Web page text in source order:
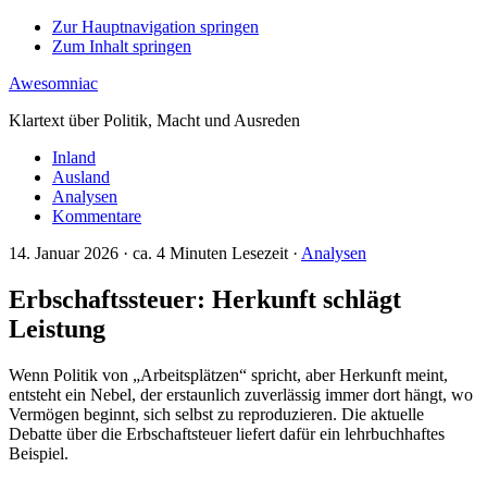
Zur Hauptnavigation springen
Zum Inhalt springen
Awesomniac
Klartext über Politik, Macht und Ausreden
Inland
Ausland
Analysen
Kommentare
14. Januar 2026 · ca. 4 Minuten Lesezeit · Analysen
Erbschaftssteuer: Herkunft schlägt
Leistung
Wenn Politik von „Arbeitsplätzen“ spricht, aber Herkunft meint,
entsteht ein Nebel, der erstaunlich zuverlässig immer dort hängt, wo
Vermögen beginnt, sich selbst zu reproduzieren. Die aktuelle
Debatte über die Erbschaftsteuer liefert dafür ein lehrbuchhaftes
Beispiel.